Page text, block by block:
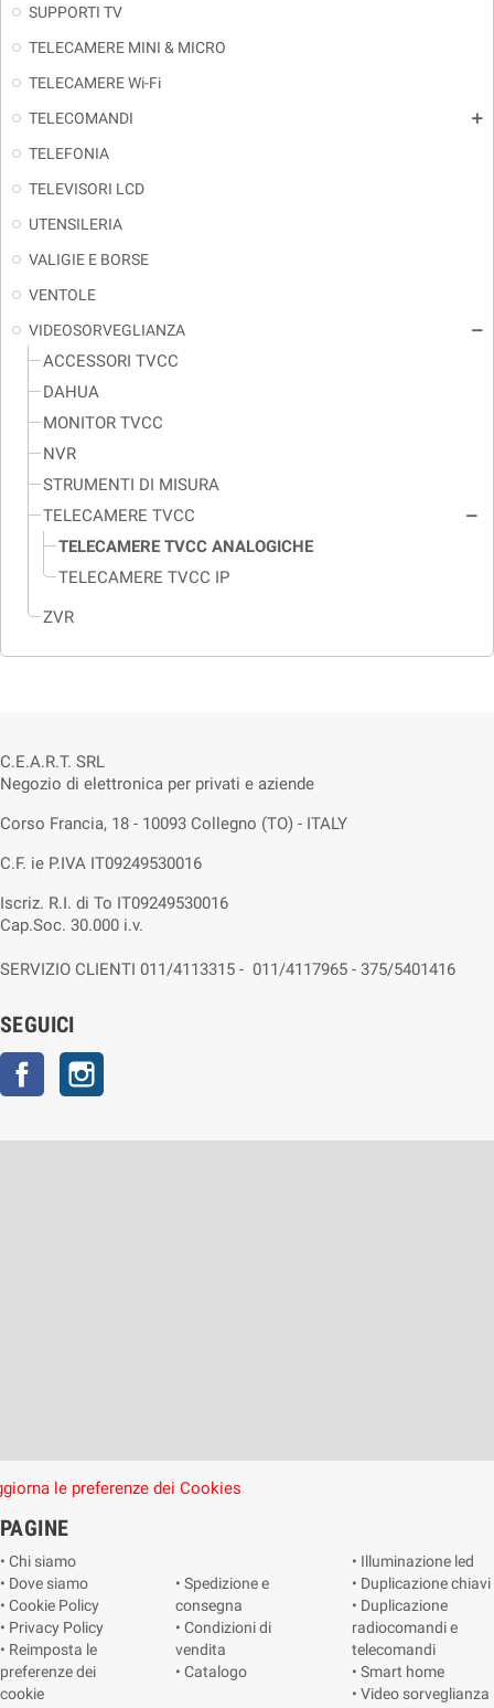
SUPPORTI TV
TELECAMERE MINI & MICRO
TELECAMERE Wi-Fi
TELECOMANDI
add
TELEFONIA
TELEVISORI LCD
UTENSILERIA
VALIGIE E BORSE
VENTOLE
VIDEOSORVEGLIANZA
remove
ACCESSORI TVCC
DAHUA
MONITOR TVCC
NVR
STRUMENTI DI MISURA
TELECAMERE TVCC
remove
TELECAMERE TVCC ANALOGICHE
TELECAMERE TVCC IP
ZVR
C.E.A.R.T. SRL
Negozio di elettronica per privati e aziende
Corso Francia, 18 - 10093 Collegno (TO) - ITALY
C.F. ie P.IVA IT09249530016
Iscriz. R.I. di To IT09249530016
Cap.Soc. 30.000 i.v.
SERVIZIO CLIENTI 011/4113315 - 011/4117965 - 375/5401416
SEGUICI
Facebook
le preferenze dei Cookies
PAGINE
• Chi siamo
• Dove siamo
• Cookie Policy
• Privacy Policy
• Reimposta le
preferenze dei
cookie
• Spedizione e
consegna
• Condizioni di
vendita
• Catalogo
• Illuminazione led
• Duplicazione chiavi
• Duplicazione
radiocomandi e
telecomandi
• Smart home
• Video sorveglianza